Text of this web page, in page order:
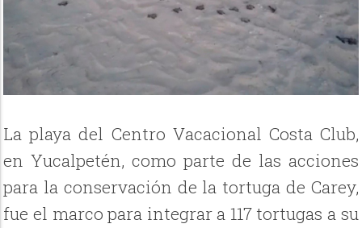
La playa del Centro Vacacional Costa Club,
en Yucalpetén, como parte de las acciones
para la conservación de la tortuga de Carey,
fue el marco para integrar a 117 tortugas a su